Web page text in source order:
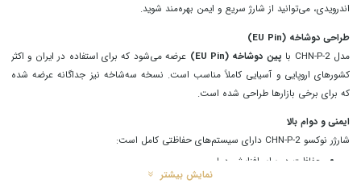
اندرویدی، می‌توانید از شارژ سریع و ایمن بهره‌مند شوید.
طراحی دوشاخه (EU Pin)
مدل CHN-P-2 با
پین دوشاخه (EU Pin)
عرضه می‌شود که برای استفاده در ایران و اکثر
کشورهای اروپایی و آسیایی کاملاً مناسب است. نسخه سه‌شاخه نیز جداگانه عرضه شده
که برای برخی بازارها طراحی شده است.
ایمنی و دوام بالا
شارژر نوکسو CHN-P-2 دارای سیستم‌های حفاظتی کامل است:
حفاظت در برابر افزایش دما
نمایش بیشتر